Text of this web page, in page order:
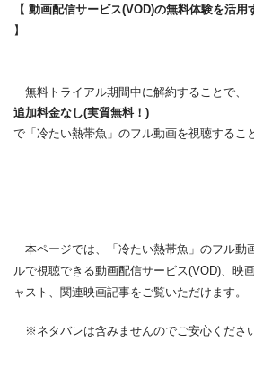
【 動画配信サービス(VOD)の無料体験を活
】
無料トライアル期間中に解約することで、
追加料金なし(実質無料！)
で「冷たい熱帯魚」のフル動画を視聴するこ
本ページでは、「冷たい熱帯魚」のフル動
ルで視聴できる動画配信サービス(VOD)、映
ャスト、関連映画記事をご覧いただけます。
※ネタバレは含みませんのでご安心ください